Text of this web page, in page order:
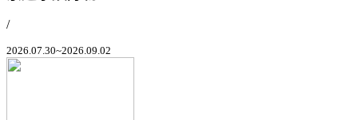
/
2026.07.30~2026.09.02